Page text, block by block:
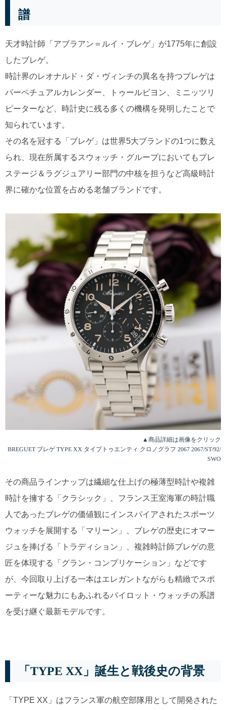
譜
天才時計師「アブラアン＝ルイ・ブレゲ」が1775年に創設
したブレゲ。
時計界のレオナルド・ダ・ヴィンチの異名を持つブレゲは
パーペチュアルカレンダー、トゥールビヨン、ミニッツリ
ピーターなど、時計史に残る多くの機構を発明したことで
知られています。
その名を冠する「ブレゲ」は世界5大ブランドの1つに数え
られ、現在所属するスウォッチ・グループにおいてもプレ
ステージ＆ラグジュアリー部門の中核を担うなど高級時計
界に確かな位置を占める老舗ブランドです。
▲商品詳細は画像をクリック
BREGUET ブレゲ TYPE XX タイプトゥエンティ クロノグラフ 2067 2067/ST/92/
SWO
その商品ラインナップは繊細な仕上げの極薄型時計や複雑
時計を擁する「クラシック」、フランス王室海軍の時計職
人であったブレゲの価値観にインスパイアされたスポーツ
ウォッチを展開する「マリーン」、ブレゲの歴史にオマー
ジュを捧げる「トラディション」、複雑時計師ブレゲの意
匠を体現する「グラン・コンプリケーション」などです
が、今回取り上げる一本はエレガントながらも精緻でスポ
ーティーな魅力にもあふれるパイロット・ウォッチの系譜
を受け継ぐ最新モデルです。
「TYPE XX」誕生と戦後史の背景
「TYPE XX」はフランス軍の航空部隊用として開発された